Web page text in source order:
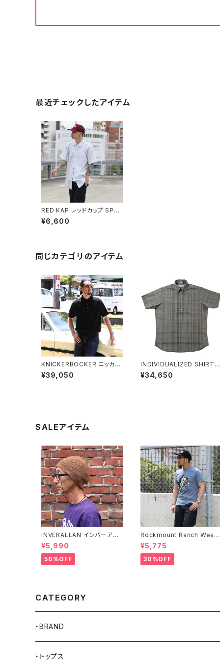
最近チェックしたアイテム
RED KAP レッドカップ SP20
Short Sleeve Striped Wo
rk Shirt 半袖ストライプワー
¥6,600
同じカテゴリのアイテム
KNICKERBOCKER ニッカー
ボッカー Madison Cotton
Polo マディソンコットンポロ
¥39,050
INDIVIDUALIZED SHIRTS
インディビジュアライズドシャ
ツ BASIL ポップオーバーシ
¥34,650
SALEアイテム
INVERALLAN インバーアラ
ン 100%ピュアウール ニット
キャップ 全8色
¥5,990
50%OFF
Rockmount Ranch Wear
ロックマウント ランチウェア
hief Western T-Shirt 半
Tシャツ 全2色
¥5,775
30%OFF
CATEGORY
・BRAND
AKER
・トップス